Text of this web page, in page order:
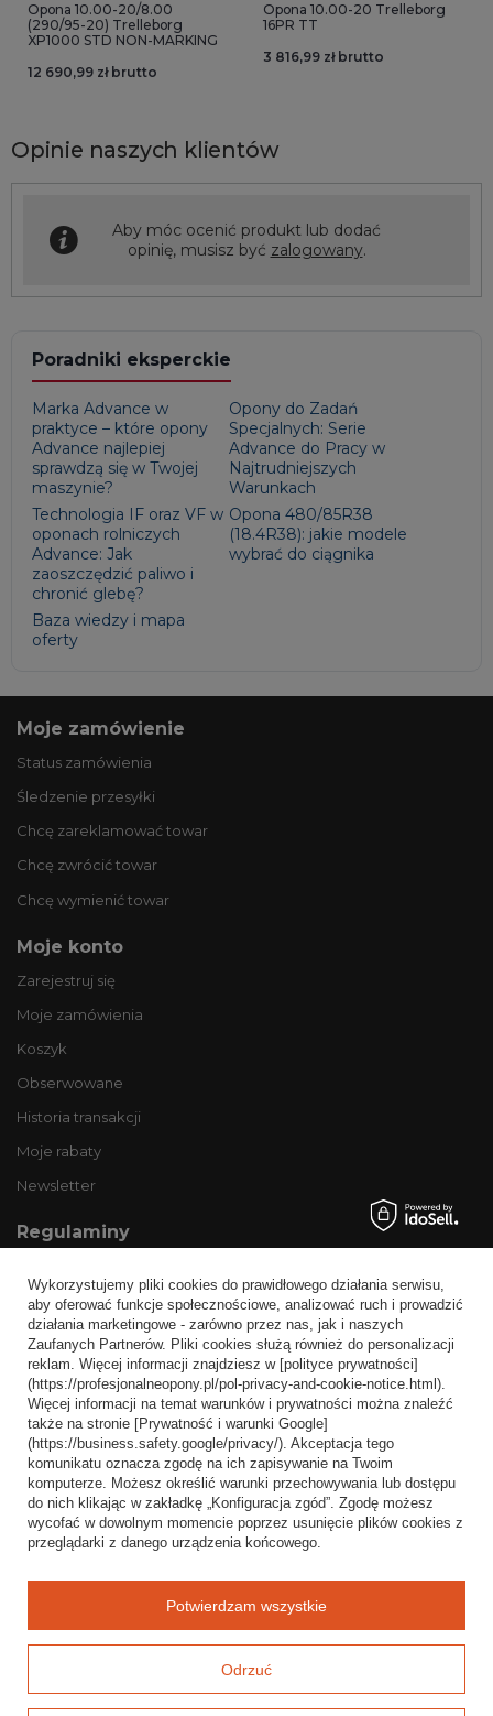
Opona 10.00-20/8.00
(290/95-20) Trelleborg
XP1000 STD NON-MARKING
12 690,99 zł brutto
Opona 10.00-20 Trelleborg
16PR TT
3 816,99 zł brutto
Opinie naszych klientów
Aby móc ocenić produkt lub dodać
opinię, musisz być zalogowany.
Poradniki eksperckie
Marka Advance w
praktyce – które opony
Advance najlepiej
sprawdzą się w Twojej
maszynie?
Opony do Zadań
Specjalnych: Serie
Advance do Pracy w
Najtrudniejszych
Warunkach
Technologia IF oraz VF w
oponach rolniczych
Advance: Jak
zaoszczędzić paliwo i
chronić glebę?
Opona 480/85R38
(18.4R38): jakie modele
wybrać do ciągnika
Baza wiedzy i mapa
oferty
Moje zamówienie
Status zamówienia
Śledzenie przesyłki
Chcę zareklamować towar
Chcę zwrócić towar
Chcę wymienić towar
Moje konto
Zarejestruj się
Moje zamówienia
Koszyk
Obserwowane
Historia transakcji
Moje rabaty
Newsletter
Regulaminy
Wysyłka
Sposoby płatności i prowizje
Regulamin
Polityka prywatności
Odstąpienie od umowy
Popularne kategorie
Opony bezdętkowe
Opony dętkowe
Wykorzystujemy pliki cookies do prawidłowego działania serwisu,
aby oferować funkcje społecznościowe, analizować ruch i prowadzić
działania marketingowe - zarówno przez nas, jak i naszych
Zaufanych Partnerów. Pliki cookies służą również do personalizacji
reklam. Więcej informacji znajdziesz w [polityce prywatności]
(https://profesjonalneopony.pl/pol-privacy-and-cookie-notice.html).
Więcej informacji na temat warunków i prywatności można znaleźć
także na stronie [Prywatność i warunki Google]
(https://business.safety.google/privacy/). Akceptacja tego
komunikatu oznacza zgodę na ich zapisywanie na Twoim
komputerze. Możesz określić warunki przechowywania lub dostępu
do nich klikając w zakładkę „Konfiguracja zgód”. Zgodę możesz
wycofać w dowolnym momencie poprzez usunięcie plików cookies z
przeglądarki z danego urządzenia końcowego.
Odrzuć
Potwierdzam wszystkie